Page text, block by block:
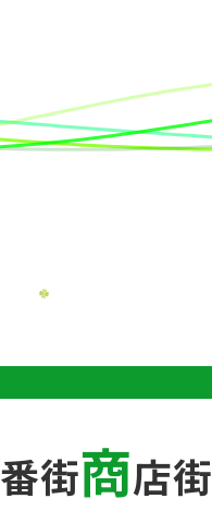
街商店街